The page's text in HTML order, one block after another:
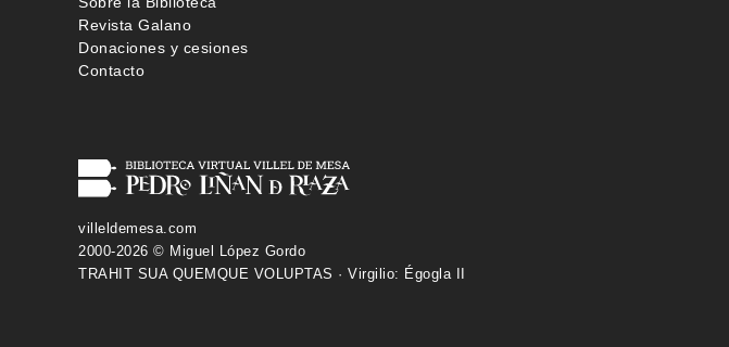
Revista Galano
Donaciones y cesiones
Contacto
villeldemesa.com
2000-2026 © Miguel López Gordo
TRAHIT SUA QUEMQUE VOLUPTAS · Virgilio: Égogla II